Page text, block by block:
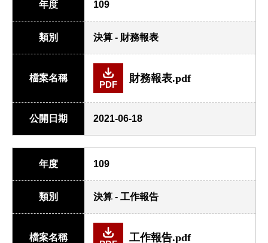
年度 109
類別 決算 - 財務報表
檔案名稱
PDF
財務報表.pdf
公開日期 2021-06-18
年度 109
類別 決算 - 工作報告
檔案名稱 工作報告.pdf